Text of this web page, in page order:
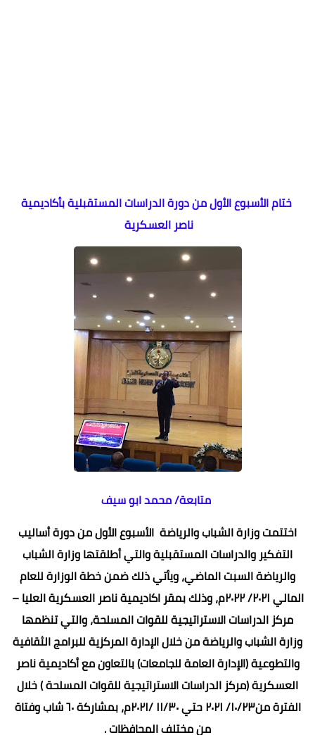
ختام الأسبوع الأول من دورة الدراسات المستقبلية بأكاديمية
ناصر العسكرية
متابعة/ محمد ابو سيف
اختتمت وزارة الشباب والرياضة الأسبوع الأول من دورة أساليب
التفكير والدراسات المستقبلية والتي أطلقتها وزارة الشباب
والرياضة السبت الماضي، ويأتي ذلك ضمن خطة الوزارة للعام
المالي ٢٠٢١/ ٢٠٢٢م، وذلك بمقر اكاديمية ناصر العسكرية العليا –
مركز الدراسات الاستراتيجية للقوات المسلحة، والتي تنظمها
وزارة الشباب والرياضة من خلال الإدارة المركزية للبرامج الثقافية
والتطوعية (الإدارة العامة للجامعات) بالتعاون مع أكاديمية ناصر
العسكرية (مركز الدراسات الاستراتيجية للقوات المسلحة ) خلال
الفترة من١٠/٢٣/ ٢٠٢١ حتي ١١/٣٠ /٢٠٢١م، بمشاركة ٦٠ شاب وفتاة
من مختلف المحافظات .